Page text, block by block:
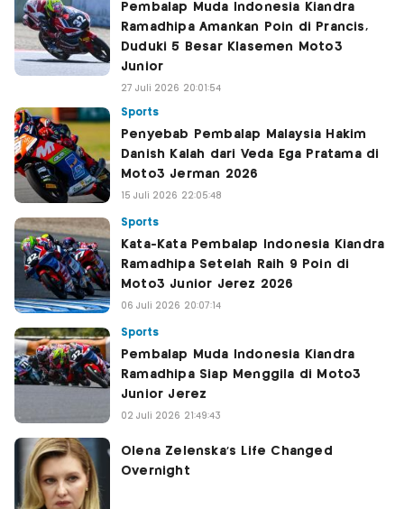
Pembalap Muda Indonesia Kiandra
Ramadhipa Amankan Poin di Prancis,
Duduki 5 Besar Klasemen Moto3
Junior
27 Juli 2026 20:01:54
Sports
Penyebab Pembalap Malaysia Hakim
Danish Kalah dari Veda Ega Pratama di
Moto3 Jerman 2026
15 Juli 2026 22:05:48
Sports
Kata-Kata Pembalap Indonesia Kiandra
Ramadhipa Setelah Raih 9 Poin di
Moto3 Junior Jerez 2026
06 Juli 2026 20:07:14
Sports
Pembalap Muda Indonesia Kiandra
Ramadhipa Siap Menggila di Moto3
Junior Jerez
02 Juli 2026 21:49:43